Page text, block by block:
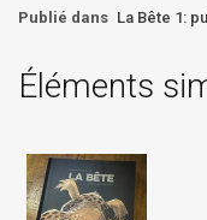
Publié dans La Bête 1:
Éléments